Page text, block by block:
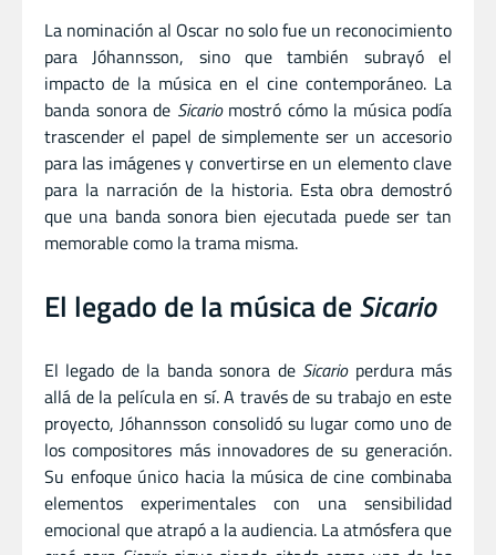
La nominación al Oscar no solo fue un reconocimiento
para Jóhannsson, sino que también subrayó el
impacto de la música en el cine contemporáneo. La
banda sonora de Sicariomostró cómo la música podía
trascender el papel de simplemente ser un accesorio
para las imágenes y convertirse en un elemento clave
para la narración de la historia. Esta obra demostró
que una banda sonora bien ejecutada puede ser tan
memorable como la trama misma.
El legado de la música deSicario
El legado de la banda sonora de Sicarioperdura más
allá de la película en sí. A través de su trabajo en este
proyecto, Jóhannsson consolidó su lugar como uno de
los compositores más innovadores de su generación.
Su enfoque único hacia la música de cine combinaba
elementos experimentales con una sensibilidad
emocional que atrapó a la audiencia. La atmósfera que